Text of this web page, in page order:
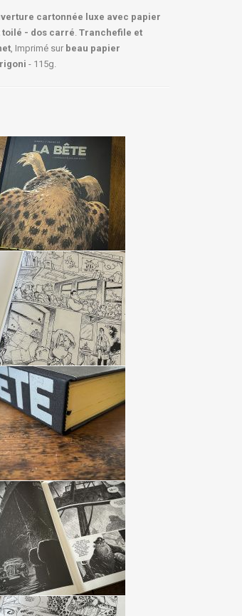
cartonnée luxe avec papier
toilé - dos carré. Tranchefile et
, Imprimé sur beau papier
- 115g.